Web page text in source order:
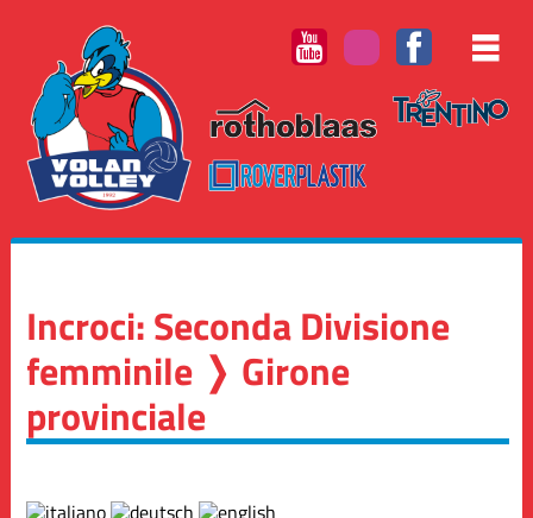
Incroci: Seconda Divisione
femminile ❭ Girone
provinciale